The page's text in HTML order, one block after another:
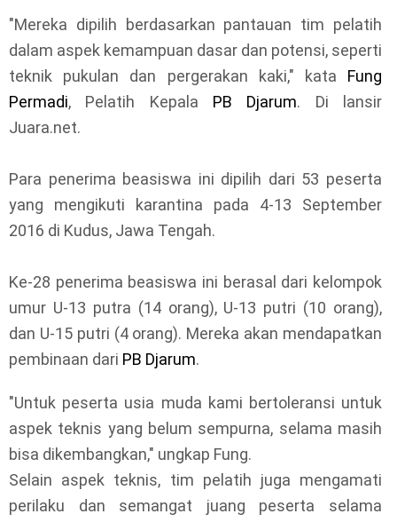
"Mereka dipilih berdasarkan pantauan tim pelatih
dalam aspek kemampuan dasar dan potensi, seperti
teknik pukulan dan pergerakan kaki," kata Fung
Permadi, Pelatih Kepala PB Djarum. Di lansir
Juara.net.
Para penerima beasiswa ini dipilih dari 53 peserta
yang mengikuti karantina pada 4-13 September
2016 di Kudus, Jawa Tengah.
Ke-28 penerima beasiswa ini berasal dari kelompok
umur U-13 putra (14 orang), U-13 putri (10 orang),
dan U-15 putri (4 orang). Mereka akan mendapatkan
pembinaan dari PB Djarum.
"Untuk peserta usia muda kami bertoleransi untuk
aspek teknis yang belum sempurna, selama masih
bisa dikembangkan," ungkap Fung.
Selain aspek teknis, tim pelatih juga mengamati
perilaku dan semangat juang peserta selama